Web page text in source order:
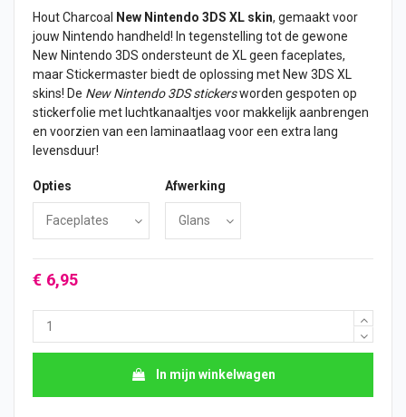
Hout Charcoal New Nintendo 3DS XL skin, gemaakt voor
jouw Nintendo handheld! In tegenstelling tot de gewone
New Nintendo 3DS ondersteunt de XL geen faceplates,
maar Stickermaster biedt de oplossing met New 3DS XL
skins! De New Nintendo 3DSstickersworden gespoten op
stickerfolie met luchtkanaaltjes voor makkelijk aanbrengen
en voorzien van een laminaatlaag voor een extra lang
levensduur!
Opties Afwerking
€ 6,95
In mijn winkelwagen